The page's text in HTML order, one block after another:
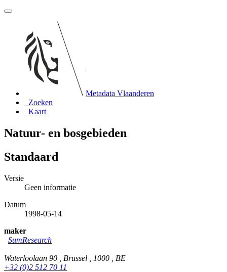
Metadata Vlaanderen
Zoeken
Kaart
Natuur- en bosgebieden
Standaard
Versie
Geen informatie
Datum
1998-05-14
maker
SumResearch
Waterloolaan 90 , Brussel , 1000 , BE
+32 (0)2 512 70 11